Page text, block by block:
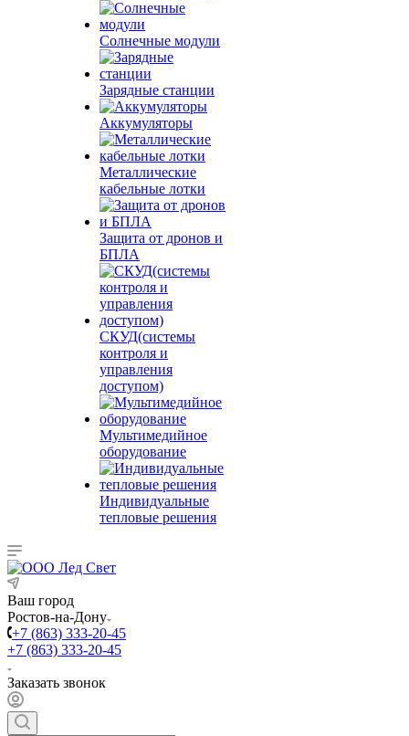
Солнечные модули
Зарядные станции
Аккумуляторы
Металлические
кабельные лотки
Защита от дронов и
БПЛА
СКУД(системы
контроля и
управления
доступом)
Мультимедийное
оборудование
Индивидуальные
тепловые решения
Ваш город
Ростов-на-Дону
+7 (863) 333-20-45
+7 (863) 333-20-45
Заказать звонок